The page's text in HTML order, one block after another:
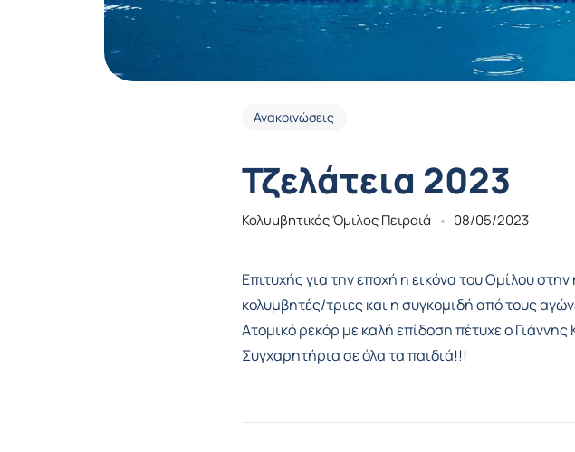
Ανακοινώσεις
Τζελάτεια 2023
Κολυμβητικός Όμιλος Πειραιά 08/05/2023
Επιτυχής για την εποχή η εικόνα του Ομίλου
κολυμβητές/τριες και η συγκομιδή από τους
Ατομικό ρεκόρ με καλή επίδοση πέτυχε ο
Συγχαρητήρια σε όλα τα παιδιά!!!